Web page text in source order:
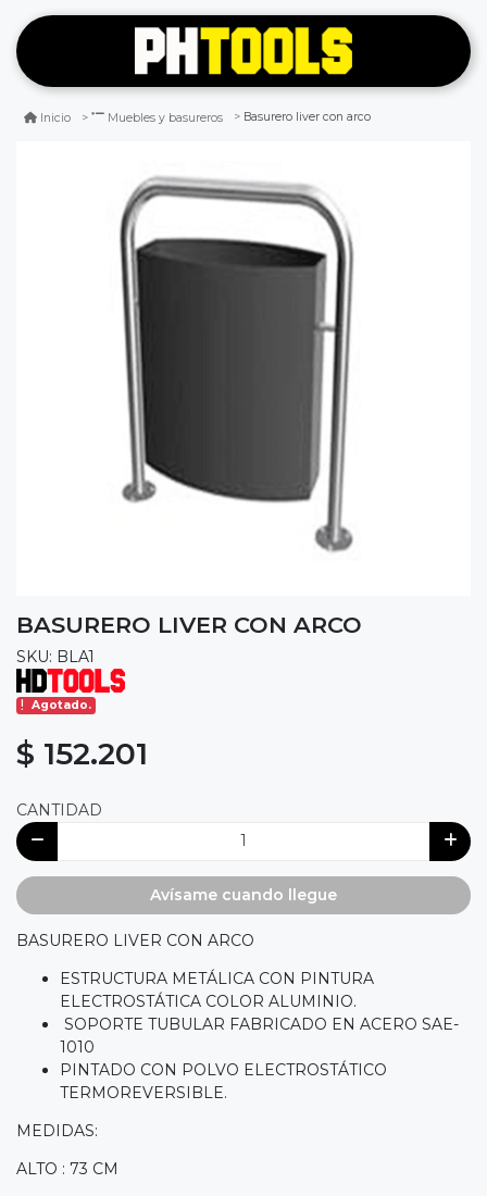
Inicio Muebles y basureros Basurero liver con arco
BASURERO LIVER CON ARCO
SKU: BLA1
Agotado.
$ 152.201
CANTIDAD
Avísame cuando llegue
BASURERO LIVER CON ARCO
ESTRUCTURA METÁLICA CON PINTURA
ELECTROSTÁTICA COLOR ALUMINIO.
SOPORTE TUBULAR FABRICADO EN ACERO SAE-
1010
PINTADO CON POLVO ELECTROSTÁTICO
TERMOREVERSIBLE.
MEDIDAS:
ALTO : 73 CM